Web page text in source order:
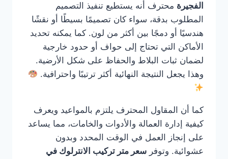
الفجيرة محترف أنه يستطيع تنفيذ التصميم
المطلوب بدقة، سواء كان تصميمًا بسيطًا أو نقشًا
هندسيًا أو دمجًا بين أكثر من لون. كما يمكنه تحديد
الأماكن التي تحتاج إلى حواف أو حدود خارجية
لضمان ثبات البلاط والحفاظ على شكل الأرضية.
وهذا يجعل النتيجة النهائية أكثر ترتيبًا واحترافية.
كما أن المقاول المحترف يلتزم بالمواعيد ويعرف
كيفية إدارة العمالة والأدوات والخامات، مما يساعد
على إنجاز العمل في الوقت المحدد وبدون
عشوائية. وتوفر سعر متر تركيب الانترلوك في